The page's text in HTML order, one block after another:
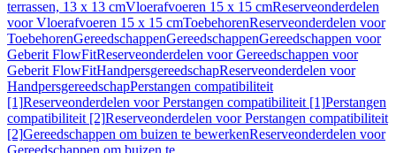
terrassen, 13 x 13 cmVloerafvoeren 15 x 15 cmReserveonderdelen
voor Vloerafvoeren 15 x 15 cmToebehorenReserveonderdelen voor
ToebehorenGereedschappenGereedschappenGereedschappen voor
Geberit FlowFitReserveonderdelen voor Gereedschappen voor
Geberit FlowFitHandpersgereedschapReserveonderdelen voor
HandpersgereedschapPerstangen compatibiliteit
[1]Reserveonderdelen voor Perstangen compatibiliteit [1]Perstangen
compatibiliteit [2]Reserveonderdelen voor Perstangen compatibiliteit
[2]Gereedschappen om buizen te bewerkenReserveonderdelen voor
Gereedschappen om buizen te